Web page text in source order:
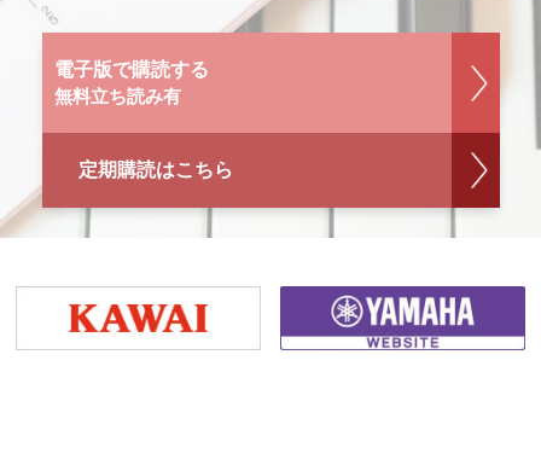
電子版で購読する
無料立ち読み有
定期購読はこちら